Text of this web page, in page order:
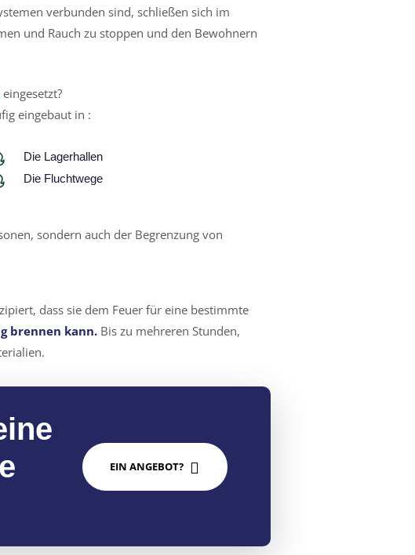
verbunden sind, schließen sich im
und Rauch zu stoppen und den Bewohnern
eingesetzt?
eingebaut in :
Die Lagerhallen
Die Fluchtwege
sondern auch der Begrenzung von
dass sie dem Feuer für eine bestimmte
brennen kann.Bis zu mehreren Stunden,
EIN ANGEBOT?